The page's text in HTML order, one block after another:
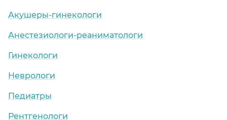
Акушеры-гинекологи
Анестезиологи-реаниматологи
Гинекологи
Неврологи
Педиатры
Рентгенологи